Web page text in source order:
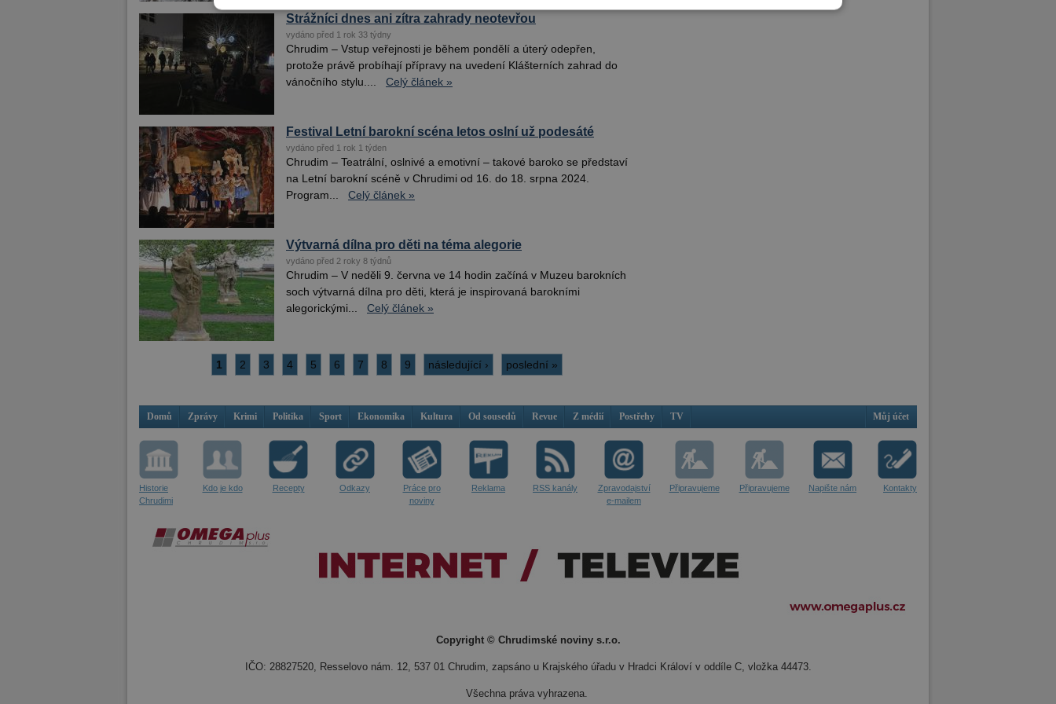
Strážníci dnes ani zítra zahrady neotevřou
vydáno před 1 rok 33 týdny
Chrudim – Vstup veřejnosti je během pondělí a úterý odepřen,
protože právě probíhají přípravy na uvedení Klášterních zahrad do
vánočního stylu....
Celý článek »
Festival Letní barokní scéna letos oslní už podesáté
vydáno před 1 rok 1 týden
Chrudim – Teatrální, oslnivé a emotivní – takové baroko se představí
na Letní barokní scéně v Chrudimi od 16. do 18. srpna 2024.
Program...
Celý článek »
Výtvarná dílna pro děti na téma alegorie
vydáno před 2 roky 8 týdnů
Chrudim – V neděli 9. června ve 14 hodin začíná v Muzeu barokních
soch výtvarná dílna pro děti, která je inspirovaná barokními
alegorickými...
Celý článek »
1 2 3 4 5 6 7 8 9 následující › poslední »
Domů Zprávy Krimi Politika Sport Ekonomika Kultura Od sousedů Revue Z médií Postřehy TV Můj účet
Historie
Chrudimi
Kdo je kdo Recepty Odkazy
Práce pro
noviny
Reklama RSS kanály
Zpravodajství
e-mailem
Připravujeme Připravujeme Napište nám Kontakty
Copyright © Chrudimské noviny s.r.o.
IČO: 28827520, Resselovo nám. 12, 537 01 Chrudim, zapsáno u Krajského úřadu v Hradci Královí v oddíle C, vložka 44473.
Všechna práva vyhrazena.